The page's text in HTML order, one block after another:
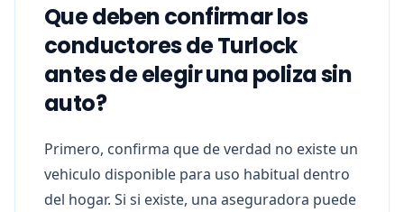
Que deben confirmar los
conductores de Turlock
antes de elegir una poliza sin
auto?
Primero, confirma que de verdad no existe un
vehiculo disponible para uso habitual dentro
del hogar. Si si existe, una aseguradora puede